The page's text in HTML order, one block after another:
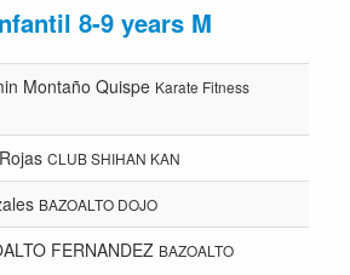
8-9 years M
Montaño Quispe Karate Fitness
CLUB SHIHAN KAN
BAZOALTO DOJO
FERNANDEZ BAZOALTO